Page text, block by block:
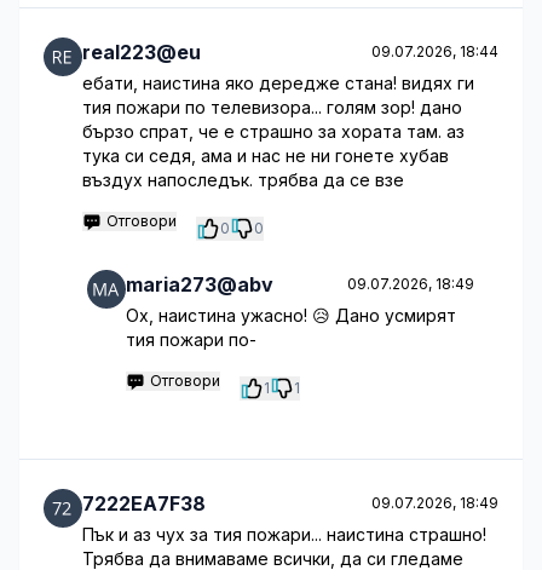
real223@eu 09.07.2026, 18:44
ебати, наистина яко дередже стана! видях ги
тия пожари по телевизора... голям зор! дано
бързо спрат, че е страшно за хората там. аз
тука си седя, ама и нас не ни гонете хубав
въздух напоследък. трябва да се взе
Отговори 0 0
maria273@abv 09.07.2026, 18:49
Ох, наистина ужасно! 😥 Дано усмирят
тия пожари по-
Отговори 1 1
7222EA7F38 09.07.2026, 18:49
Пък и аз чух за тия пожари... наистина страшно!
Трябва да внимаваме всички, да си гледаме